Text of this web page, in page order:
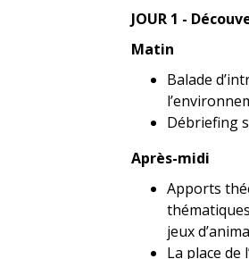
JOUR 1 -
Matin
Balade
Débriefing
Après-midi
Apports
jeux
La place de